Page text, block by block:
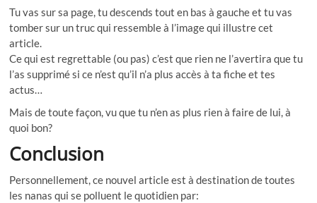
Tu vas sur sa page, tu descends tout en bas à gauche et tu vas
tomber sur un truc qui ressemble à l’image qui illustre cet
article.
Ce qui est regrettable (ou pas) c’est que rien ne l’avertira que tu
l’as supprimé si ce n’est qu’il n’a plus accès à ta fiche et tes
actus…
Mais de toute façon, vu que tu n’en as plus rien à faire de lui, à
quoi bon?
Conclusion
Personnellement, ce nouvel article est à destination de toutes
les nanas qui se polluent le quotidien par: